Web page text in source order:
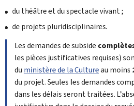
du théâtre et du spectacle vivant ;
de projets pluridisciplinaires.
Les demandes de subside
les pièces justificatives requises)
du ministère de la Cultureau moins
du projet. Seules les demandes
dans les délais seront traitées.